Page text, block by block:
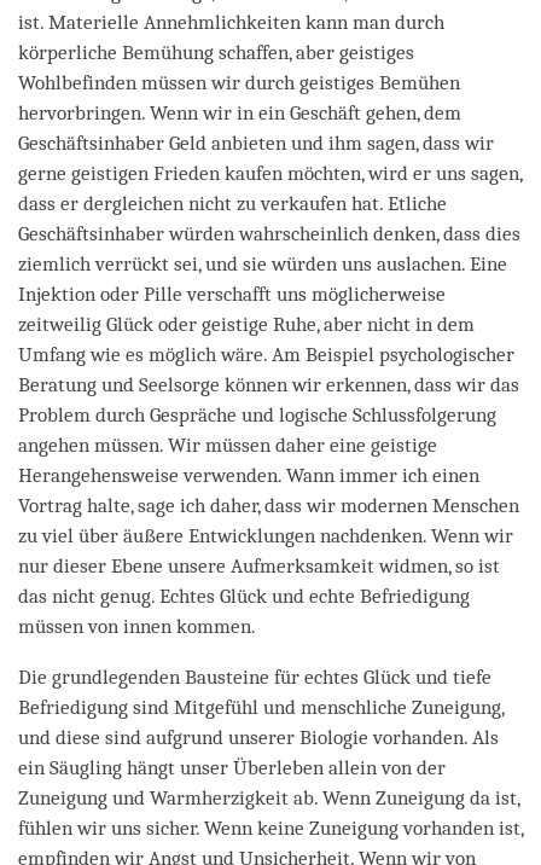
ist. Materielle Annehmlichkeiten kann man durch
körperliche Bemühung schaffen, aber geistiges
Wohlbefinden müssen wir durch geistiges Bemühen
hervorbringen. Wenn wir in ein Geschäft gehen, dem
Geschäftsinhaber Geld anbieten und ihm sagen, dass wir
gerne geistigen Frieden kaufen möchten, wird er uns sagen,
dass er dergleichen nicht zu verkaufen hat. Etliche
Geschäftsinhaber würden wahrscheinlich denken, dass dies
ziemlich verrückt sei, und sie würden uns auslachen. Eine
Injektion oder Pille verschafft uns möglicherweise
zeitweilig Glück oder geistige Ruhe, aber nicht in dem
Umfang wie es möglich wäre. Am Beispiel psychologischer
Beratung und Seelsorge können wir erkennen, dass wir das
Problem durch Gespräche und logische Schlussfolgerung
angehen müssen. Wir müssen daher eine geistige
Herangehensweise verwenden. Wann immer ich einen
Vortrag halte, sage ich daher, dass wir modernen Menschen
zu viel über äußere Entwicklungen nachdenken. Wenn wir
nur dieser Ebene unsere Aufmerksamkeit widmen, so ist
das nicht genug. Echtes Glück und echte Befriedigung
müssen von innen kommen.
Die grundlegenden Bausteine für echtes Glück und tiefe
Befriedigung sind Mitgefühl und menschliche Zuneigung,
und diese sind aufgrund unserer Biologie vorhanden. Als
ein Säugling hängt unser Überleben allein von der
Zuneigung und Warmherzigkeit ab. Wenn Zuneigung da ist,
fühlen wir uns sicher. Wenn keine Zuneigung vorhanden ist,
empfinden wir Angst und Unsicherheit. Wenn wir von